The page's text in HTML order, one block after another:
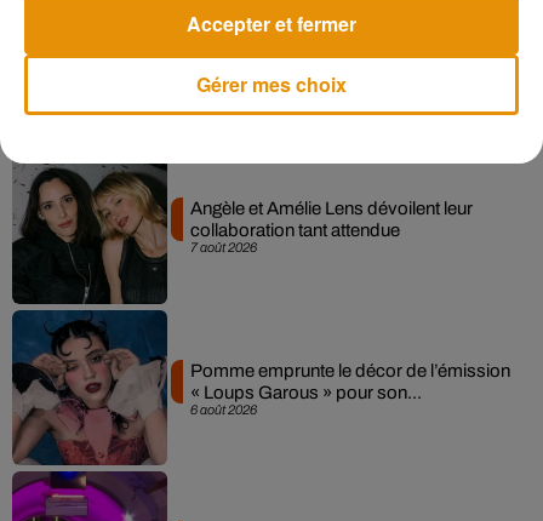
7 août 2026
7 août 2026
Angèle et Amélie Lens dévoilent leur
collaboration tant attendue
6 août 2026
Pomme emprunte le décor de l’émission
« Loups Garous » pour son...
Gérer mes choix
Accepter et fermer